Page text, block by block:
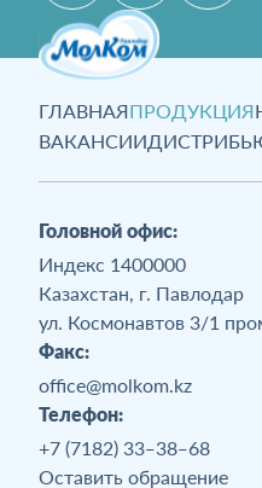
ГЛАВНАЯПРОДУКЦИЯ
ВАКАНСИИ
Головной офис:
Индекс 1400000
Казахстан, г. Павлодар
ул. Космонавтов 3/1
Факс:
office@molkom.kz
Телефон:
+7 (7182) 33‒38‒68
Оставить обращение